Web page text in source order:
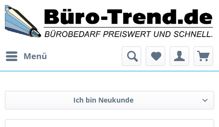
Menü
Ich bin Neukunde